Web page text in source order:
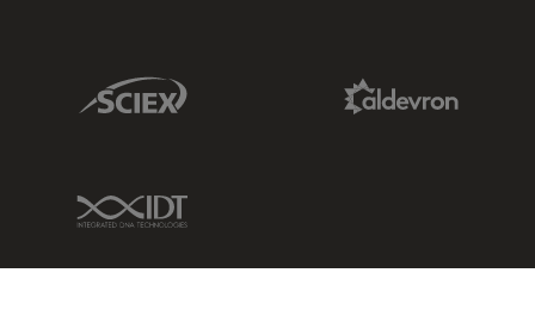
Sciex Link
IDT Link